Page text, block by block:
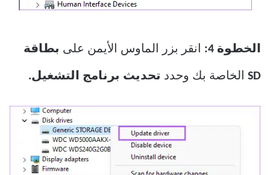
الخطوة 4: انقر بزر الماوس الأيمن على بطاقة
SD الخاصة بك وحدد تحديث برنامج التشغيل.